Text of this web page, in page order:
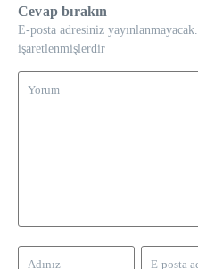
Cevap bırakın
E-posta adresiniz yayınlanmayacak.
işaretlenmişlerdir